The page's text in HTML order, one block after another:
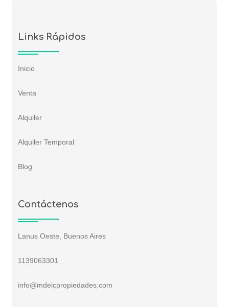
Links Rápidos
Inicio
Venta
Alquiler
Alquiler Temporal
Blog
Contáctenos
Lanus Oeste, Buenos Aires
1139063301
info@mdelcpropiedades.com